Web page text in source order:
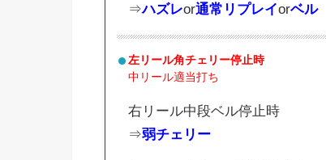
⇒ハズレor通常リプレイorベル
左リール角チェリー停止時
中リール適当打ち
右リール中段ベル停止時
⇒弱チェリー